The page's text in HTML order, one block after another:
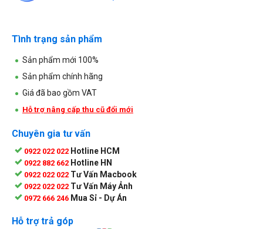
Tình trạng sản phẩm
Sản phẩm mới 100%
Sản phẩm chính hãng
Giá đã bao gồm VAT
Hỗ trợ nâng cấp thu cũ đổi mới
Chuyên gia tư vấn
0922 022 022 Hotline HCM
0922 882 662 Hotline HN
0922 022 022 Tư Vấn Macbook
0922 022 022 Tư Vấn Máy Ảnh
0972 666 246 Mua Sỉ - Dự Án
Hỗ trợ trả góp